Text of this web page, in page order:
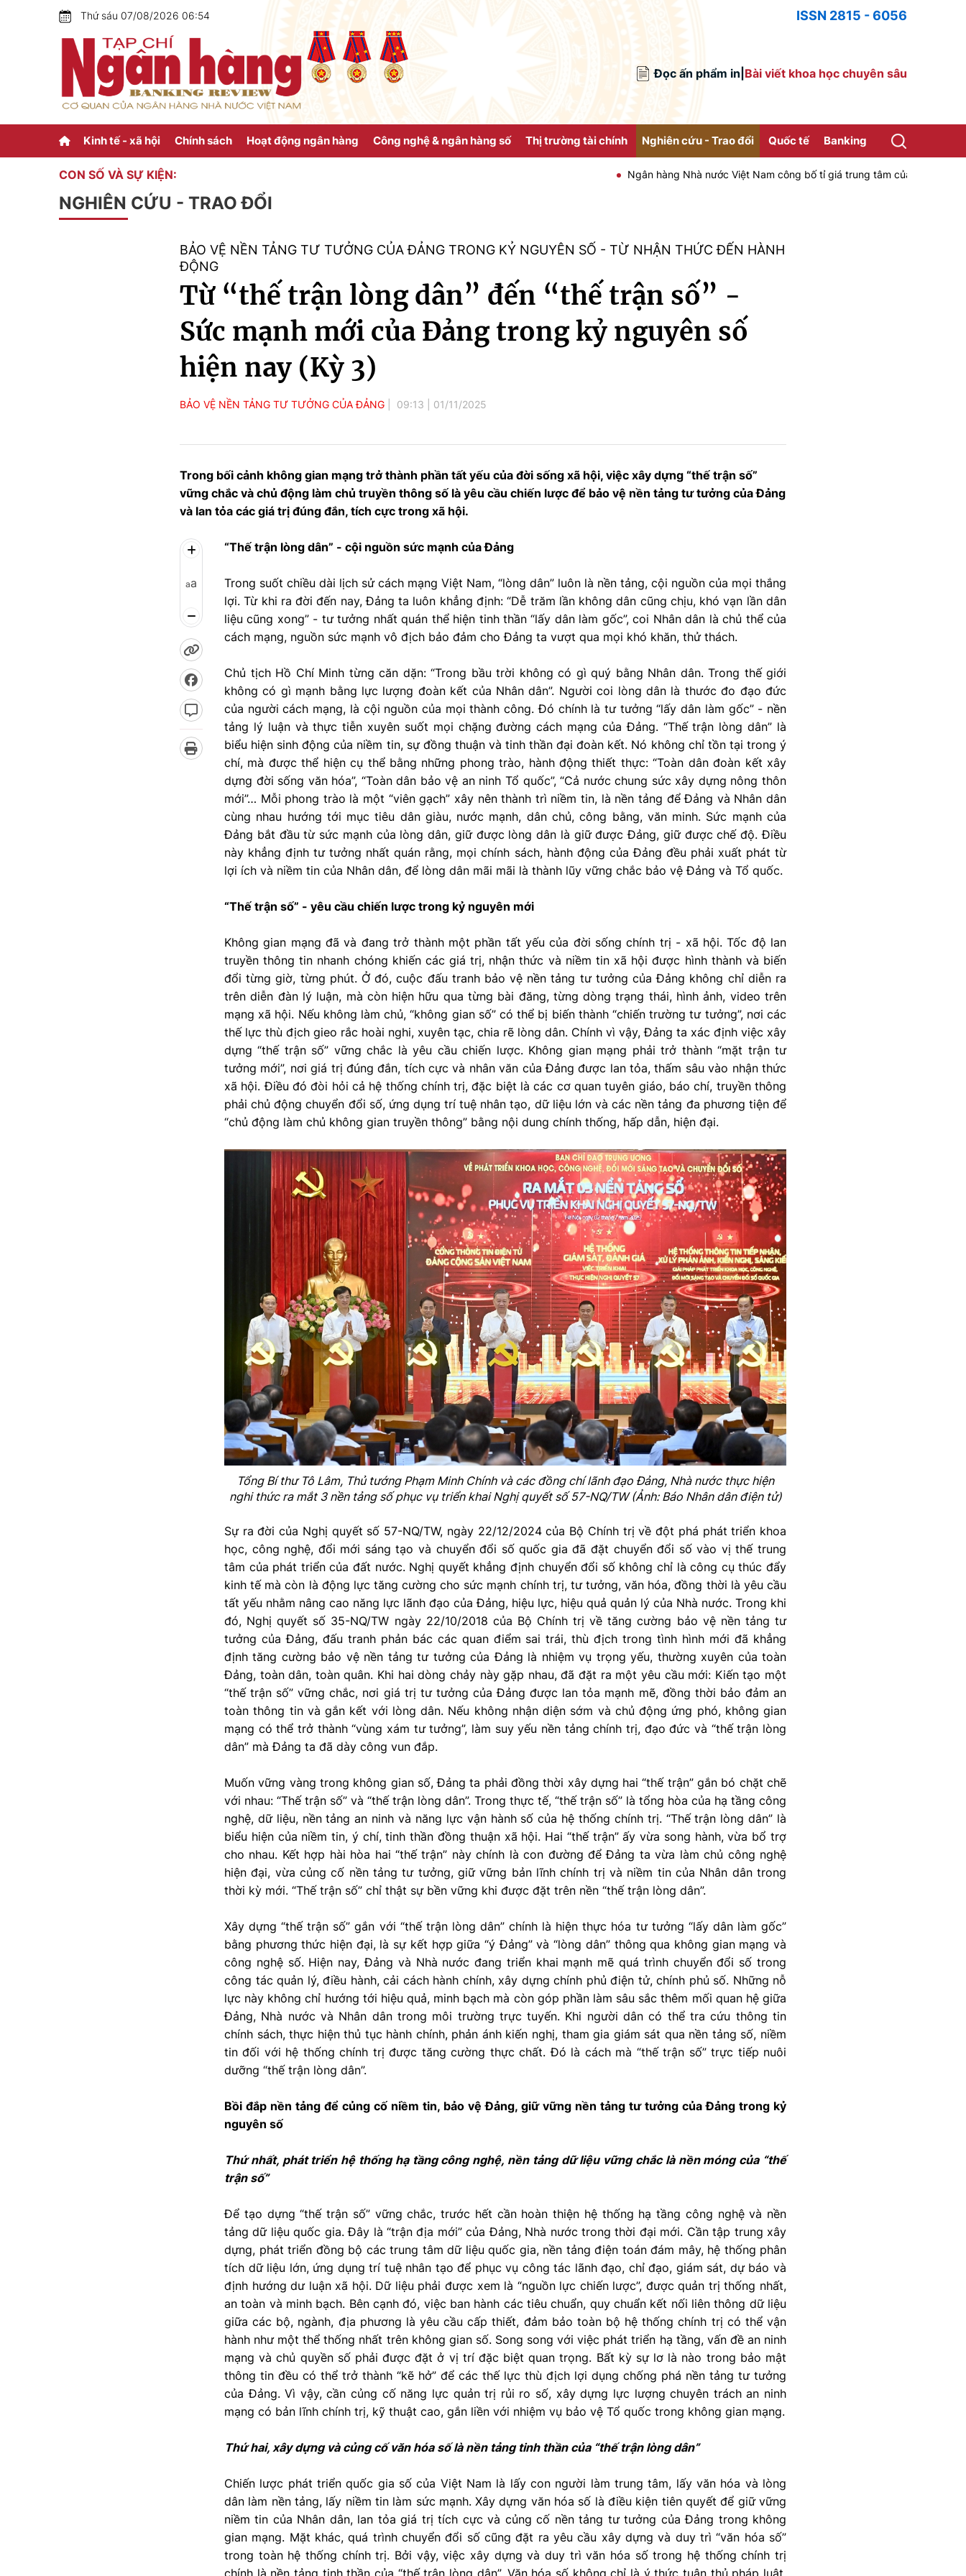
Thứ sáu 07/08/2026 06:54 ISSN 2815 - 6056
Đọc ấn phẩm in Bài viết khoa học chuyên sâu
Kinh tế - xã hội Chính sách Hoạt động ngân hàng Công nghệ & ngân hàng số Thị trường tài chính Nghiên cứu - Trao đổi Quốc tế Banking
CON SỐ VÀ SỰ KIỆN: Ngân hàng Nhà nước Việt Nam công bố tỉ giá trung tâm của Đồng Việt Nam với
NGHIÊN CỨU - TRAO ĐỔI
BẢO VỆ NỀN TẢNG TƯ TƯỞNG CỦA ĐẢNG TRONG KỶ NGUYÊN SỐ - TỪ NHẬN THỨC ĐẾN HÀNH
ĐỘNG
Từ “thế trận lòng dân” đến “thế trận số” -
Sức mạnh mới của Đảng trong kỷ nguyên số
hiện nay (Kỳ 3)
BẢO VỆ NỀN TẢNG TƯ TƯỞNG CỦA ĐẢNG 09:13 01/11/2025
Trong bối cảnh không gian mạng trở thành phần tất yếu của đời sống xã hội, việc xây dựng “thế trận số”
vững chắc và chủ động làm chủ truyền thông số là yêu cầu chiến lược để bảo vệ nền tảng tư tưởng của Đảng
và lan tỏa các giá trị đúng đắn, tích cực trong xã hội.
aa
“Thế trận lòng dân” - cội nguồn sức mạnh của Đảng
Trong suốt chiều dài lịch sử cách mạng Việt Nam, “lòng dân” luôn là nền tảng, cội nguồn của mọi thắng
lợi. Từ khi ra đời đến nay, Đảng ta luôn khẳng định: “Dễ trăm lần không dân cũng chịu, khó vạn lần dân
liệu cũng xong” - tư tưởng nhất quán thể hiện tinh thần “lấy dân làm gốc”, coi Nhân dân là chủ thể của
cách mạng, nguồn sức mạnh vô địch bảo đảm cho Đảng ta vượt qua mọi khó khăn, thử thách.
Chủ tịch Hồ Chí Minh từng căn dặn: “Trong bầu trời không có gì quý bằng Nhân dân. Trong thế giới
không có gì mạnh bằng lực lượng đoàn kết của Nhân dân”. Người coi lòng dân là thước đo đạo đức
của người cách mạng, là cội nguồn của mọi thành công. Đó chính là tư tưởng “lấy dân làm gốc” - nền
tảng lý luận và thực tiễn xuyên suốt mọi chặng đường cách mạng của Đảng. “Thế trận lòng dân” là
biểu hiện sinh động của niềm tin, sự đồng thuận và tinh thần đại đoàn kết. Nó không chỉ tồn tại trong ý
chí, mà được thể hiện cụ thể bằng những phong trào, hành động thiết thực: “Toàn dân đoàn kết xây
dựng đời sống văn hóa”, “Toàn dân bảo vệ an ninh Tổ quốc”, “Cả nước chung sức xây dựng nông thôn
mới”… Mỗi phong trào là một “viên gạch” xây nên thành trì niềm tin, là nền tảng để Đảng và Nhân dân
cùng nhau hướng tới mục tiêu dân giàu, nước mạnh, dân chủ, công bằng, văn minh. Sức mạnh của
Đảng bắt đầu từ sức mạnh của lòng dân, giữ được lòng dân là giữ được Đảng, giữ được chế độ. Điều
này khẳng định tư tưởng nhất quán rằng, mọi chính sách, hành động của Đảng đều phải xuất phát từ
lợi ích và niềm tin của Nhân dân, để lòng dân mãi mãi là thành lũy vững chắc bảo vệ Đảng và Tổ quốc.
“Thế trận số” - yêu cầu chiến lược trong kỷ nguyên mới
Không gian mạng đã và đang trở thành một phần tất yếu của đời sống chính trị - xã hội. Tốc độ lan
truyền thông tin nhanh chóng khiến các giá trị, nhận thức và niềm tin xã hội được hình thành và biến
đổi từng giờ, từng phút. Ở đó, cuộc đấu tranh bảo vệ nền tảng tư tưởng của Đảng không chỉ diễn ra
trên diễn đàn lý luận, mà còn hiện hữu qua từng bài đăng, từng dòng trạng thái, hình ảnh, video trên
mạng xã hội. Nếu không làm chủ, “không gian số” có thể bị biến thành “chiến trường tư tưởng”, nơi các
thế lực thù địch gieo rắc hoài nghi, xuyên tạc, chia rẽ lòng dân. Chính vì vậy, Đảng ta xác định việc xây
dựng “thế trận số” vững chắc là yêu cầu chiến lược. Không gian mạng phải trở thành “mặt trận tư
tưởng mới”, nơi giá trị đúng đắn, tích cực và nhân văn của Đảng được lan tỏa, thấm sâu vào nhận thức
xã hội. Điều đó đòi hỏi cả hệ thống chính trị, đặc biệt là các cơ quan tuyên giáo, báo chí, truyền thông
phải chủ động chuyển đổi số, ứng dụng trí tuệ nhân tạo, dữ liệu lớn và các nền tảng đa phương tiện để
“chủ động làm chủ không gian truyền thông” bằng nội dung chính thống, hấp dẫn, hiện đại.
Tổng Bí thư Tô Lâm, Thủ tướng Phạm Minh Chính và các đồng chí lãnh đạo Đảng, Nhà nước thực hiện
nghi thức ra mắt 3 nền tảng số phục vụ triển khai Nghị quyết số 57-NQ/TW (Ảnh: Báo Nhân dân điện tử)
Sự ra đời của Nghị quyết số 57-NQ/TW, ngày 22/12/2024 của Bộ Chính trị về đột phá phát triển khoa
học, công nghệ, đổi mới sáng tạo và chuyển đổi số quốc gia đã đặt chuyển đổi số vào vị thế trung
tâm của phát triển của đất nước. Nghị quyết khẳng định chuyển đổi số không chỉ là công cụ thúc đẩy
kinh tế mà còn là động lực tăng cường cho sức mạnh chính trị, tư tưởng, văn hóa, đồng thời là yêu cầu
tất yếu nhằm nâng cao năng lực lãnh đạo của Đảng, hiệu lực, hiệu quả quản lý của Nhà nước. Trong khi
đó, Nghị quyết số 35-NQ/TW ngày 22/10/2018 của Bộ Chính trị về tăng cường bảo vệ nền tảng tư
tưởng của Đảng, đấu tranh phản bác các quan điểm sai trái, thù địch trong tình hình mới đã khẳng
định tăng cường bảo vệ nền tảng tư tưởng của Đảng là nhiệm vụ trọng yếu, thường xuyên của toàn
Đảng, toàn dân, toàn quân. Khi hai dòng chảy này gặp nhau, đã đặt ra một yêu cầu mới: Kiến tạo một
“thế trận số” vững chắc, nơi giá trị tư tưởng của Đảng được lan tỏa mạnh mẽ, đồng thời bảo đảm an
toàn thông tin và gắn kết với lòng dân. Nếu không nhận diện sớm và chủ động ứng phó, không gian
mạng có thể trở thành “vùng xám tư tưởng”, làm suy yếu nền tảng chính trị, đạo đức và “thế trận lòng
dân” mà Đảng ta đã dày công vun đắp.
Muốn vững vàng trong không gian số, Đảng ta phải đồng thời xây dựng hai “thế trận” gắn bó chặt chẽ
với nhau: “Thế trận số” và “thế trận lòng dân”. Trong thực tế, “thế trận số” là tổng hòa của hạ tầng công
nghệ, dữ liệu, nền tảng an ninh và năng lực vận hành số của hệ thống chính trị. “Thế trận lòng dân” là
biểu hiện của niềm tin, ý chí, tinh thần đồng thuận xã hội. Hai “thế trận” ấy vừa song hành, vừa bổ trợ
cho nhau. Kết hợp hài hòa hai “thế trận” này chính là con đường để Đảng ta vừa làm chủ công nghệ
hiện đại, vừa củng cố nền tảng tư tưởng, giữ vững bản lĩnh chính trị và niềm tin của Nhân dân trong
thời kỳ mới. “Thế trận số” chỉ thật sự bền vững khi được đặt trên nền “thế trận lòng dân”.
Xây dựng “thế trận số” gắn với “thế trận lòng dân” chính là hiện thực hóa tư tưởng “lấy dân làm gốc”
bằng phương thức hiện đại, là sự kết hợp giữa “ý Đảng” và “lòng dân” thông qua không gian mạng và
công nghệ số. Hiện nay, Đảng và Nhà nước đang triển khai mạnh mẽ quá trình chuyển đổi số trong
công tác quản lý, điều hành, cải cách hành chính, xây dựng chính phủ điện tử, chính phủ số. Những nỗ
lực này không chỉ hướng tới hiệu quả, minh bạch mà còn góp phần làm sâu sắc thêm mối quan hệ giữa
Đảng, Nhà nước và Nhân dân trong môi trường trực tuyến. Khi người dân có thể tra cứu thông tin
chính sách, thực hiện thủ tục hành chính, phản ánh kiến nghị, tham gia giám sát qua nền tảng số, niềm
tin đối với hệ thống chính trị được tăng cường thực chất. Đó là cách mà “thế trận số” trực tiếp nuôi
dưỡng “thế trận lòng dân”.
Bồi đắp nền tảng để củng cố niềm tin, bảo vệ Đảng, giữ vững nền tảng tư tưởng của Đảng trong kỷ
nguyên số
Thứ nhất, phát triển hệ thống hạ tầng công nghệ, nền tảng dữ liệu vững chắc là nền móng của “thế
trận số”
Để tạo dựng “thế trận số” vững chắc, trước hết cần hoàn thiện hệ thống hạ tầng công nghệ và nền
tảng dữ liệu quốc gia. Đây là “trận địa mới” của Đảng, Nhà nước trong thời đại mới. Cần tập trung xây
dựng, phát triển đồng bộ các trung tâm dữ liệu quốc gia, nền tảng điện toán đám mây, hệ thống phân
tích dữ liệu lớn, ứng dụng trí tuệ nhân tạo để phục vụ công tác lãnh đạo, chỉ đạo, giám sát, dự báo và
định hướng dư luận xã hội. Dữ liệu phải được xem là “nguồn lực chiến lược”, được quản trị thống nhất,
an toàn và minh bạch. Bên cạnh đó, việc ban hành các tiêu chuẩn, quy chuẩn kết nối liên thông dữ liệu
giữa các bộ, ngành, địa phương là yêu cầu cấp thiết, đảm bảo toàn bộ hệ thống chính trị có thể vận
hành như một thể thống nhất trên không gian số. Song song với việc phát triển hạ tầng, vấn đề an ninh
mạng và chủ quyền số phải được đặt ở vị trí đặc biệt quan trọng. Bất kỳ sự lơ là nào trong bảo mật
thông tin đều có thể trở thành “kẽ hở” để các thế lực thù địch lợi dụng chống phá nền tảng tư tưởng
của Đảng. Vì vậy, cần củng cố năng lực quản trị rủi ro số, xây dựng lực lượng chuyên trách an ninh
mạng có bản lĩnh chính trị, kỹ thuật cao, gắn liền với nhiệm vụ bảo vệ Tổ quốc trong không gian mạng.
Thứ hai, xây dựng và củng cố văn hóa số là nền tảng tinh thần của “thế trận lòng dân”
Chiến lược phát triển quốc gia số của Việt Nam là lấy con người làm trung tâm, lấy văn hóa và lòng
dân làm nền tảng, lấy niềm tin làm sức mạnh. Xây dựng văn hóa số là điều kiện tiên quyết để giữ vững
niềm tin của Nhân dân, lan tỏa giá trị tích cực và củng cố nền tảng tư tưởng của Đảng trong không
gian mạng. Mặt khác, quá trình chuyển đổi số cũng đặt ra yêu cầu xây dựng và duy trì “văn hóa số”
trong toàn hệ thống chính trị. Bởi vậy, việc xây dựng và duy trì văn hóa số trong hệ thống chính trị